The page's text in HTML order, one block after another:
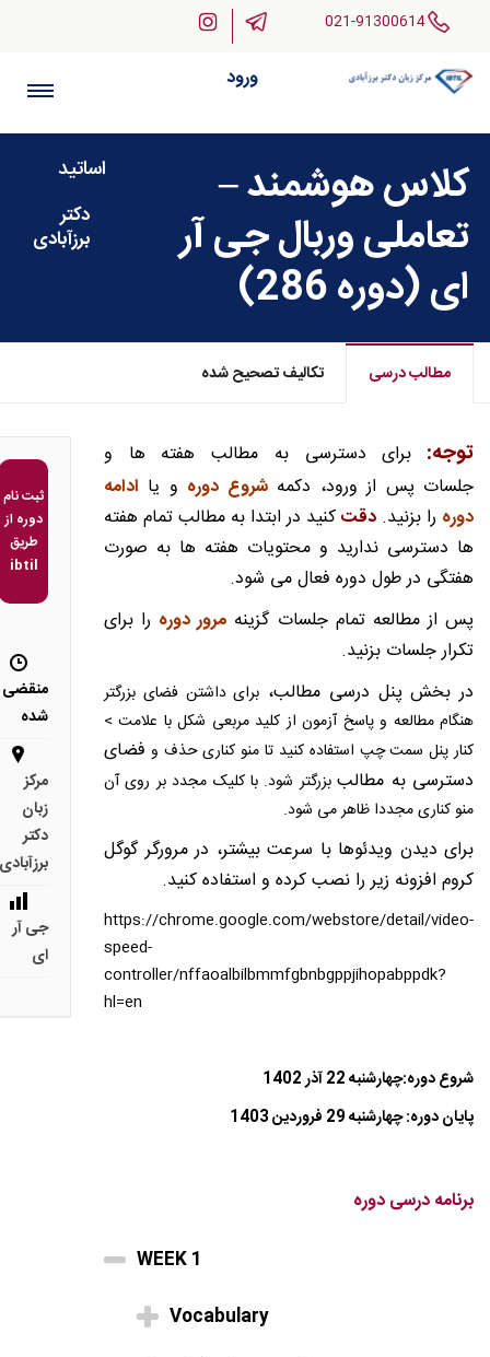
021-91300614
ورود
کلاس هوشمند –
تعاملی وربال جی آر
ای (دوره 286)
اساتید
دکتر
برزآبادی
مطالب درسی تکالیف تصحیح شده
توجه: برای دسترسی به مطالب هفته ها و
جلسات پس از ورود، دکمهشروع دوره و یا ادامه
دوره را بزنید. دقتکنید در ابتدا به مطالب تمام هفته
ها دسترسی ندارید و محتویات هفته ها به صورت
هفتگی در طول دوره فعال می شود.
پس از مطالعه تمام جلسات گزینه مرور دوره را برای
تکرار جلسات بزنید.
در بخش پنل درسی مطالب، برای داشتن فضای بزرگتر
هنگام مطالعه و پاسخ آزمون از کلید مربعی شکل با علامت >
کنار پنل سمت چپ استفاده کنید تا منو کناری حذف و فضای
دسترسی به مطالببزرگتر شود. با کلیک مجدد بر روی آن
منو کناری مجددا ظاهر می شود.
برای دیدن ویدئوها با سرعت بیشتر، در مرورگر گوگل
کروم افزونه زیر را نصب کرده و استفاده کنید.
https://chrome.google.com/webstore/detail/video-
speed-
controller/nffaoalbilbmmfgbnbgppjihopabppdk?
hl=en
شروع دوره:چهارشنبه 22 آذر 1402
پایان دوره: چهارشنبه 29 فروردین 1403
برنامه درسی دوره
WEEK 1
Vocabulary
ثبت نام
دوره از
طریق
ibtil
منقضی
شده
مرکز
زبان
دکتر
برزآبادی
جی آر
ای